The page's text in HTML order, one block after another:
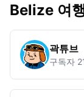
Belize 여
곽튜브
구독자